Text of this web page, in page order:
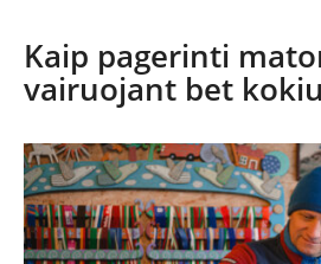
Kaip pagerinti
vairuojant bet